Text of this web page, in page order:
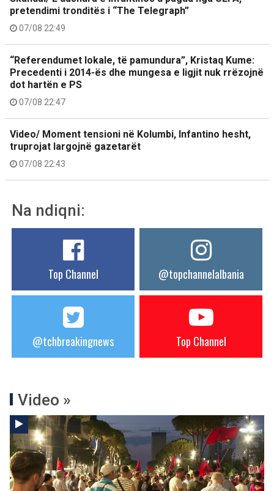
pretendimi tronditës i “The Telegraph”
07/08 22:49
“Referendumet lokale, të pamundura”, Kristaq Kume:
Precedenti i 2014-ës dhe mungesa e ligjit nuk rrëzojnë
dot hartën e PS
07/08 22:47
Video/ Moment tensioni në Kolumbi, Infantino hesht,
truprojat largojnë gazetarët
07/08 22:43
Na ndiqni:
Top Channel @topchannelalbania
@tchbreakingnews Top Channel
Video »